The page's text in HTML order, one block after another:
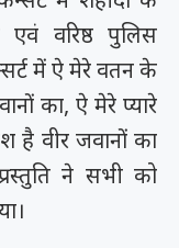
वरिष्ठ पुलिस
में ऐ मेरे वतन के
का, ऐ मेरे प्यारे
है वीर जवानों का
ने सभी को